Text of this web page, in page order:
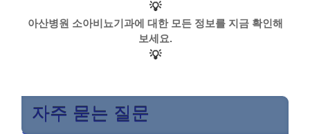
💡
아산병원 소아비뇨기과에 대한 모든 정보를 지금 확인해
보세요.
💡
자주 묻는 질문